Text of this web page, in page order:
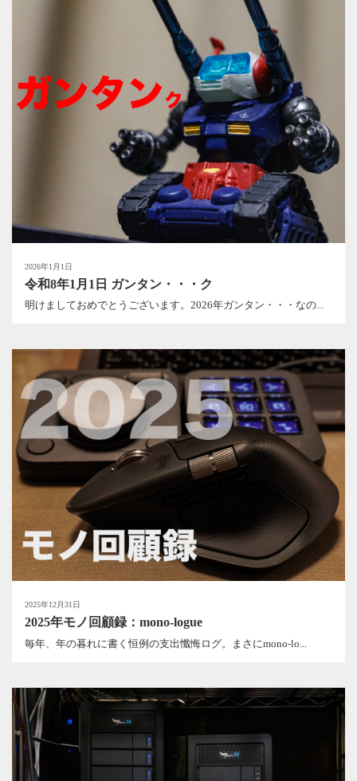
2026年1月1日
令和8年1月1日 ガンタン・・・ク
明けましておめでとうございます。2026年ガンタン・・・なの...
2025年12月31日
2025年モノ回顧録：mono-logue
毎年、年の暮れに書く恒例の支出懺悔ログ。まさにmono-lo...